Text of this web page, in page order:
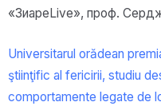
«ЗиареLive», проф.
Universitarul orădean
ştiinţific al fericirii, studiu
comportamente legate de